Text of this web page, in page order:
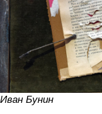
Иван Бунин